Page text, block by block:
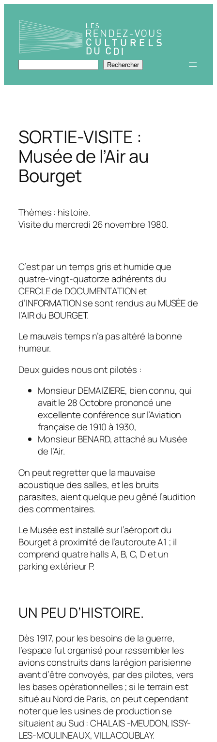
contenu
Rechercher Rechercher
SORTIE-VISITE :
Musée de l’Air au
Bourget
Thèmes : histoire.
Visite du mercredi 26 novembre 1980.
C’est par un temps gris et humide que
quatre-vingt-quatorze adhérents du
CERCLE de DOCUMENTATION et
d’INFORMATION se sont rendus au MUSÉE de
l’AIR du BOURGET.
Le mauvais temps n’a pas altéré la bonne
humeur.
Deux guides nous ont pilotés :
Monsieur DEMAIZIERE, bien connu, qui
avait le 28 Octobre prononcé une
excellente conférence sur l’Aviation
française de 1910 à 1930,
Monsieur BENARD, attaché au Musée
de l’Air.
On peut regretter que la mauvaise
acoustique des salles, et les bruits
parasites, aient quelque peu gêné l’audition
des commentaires.
Le Musée est installé sur l’aéroport du
Bourget à proximité de l’autoroute A1 ; il
comprend quatre halls A, B, C, D et un
parking extérieur P.
UN PEU D’HISTOIRE.
Dès 1917, pour les besoins de la guerre,
l’espace fut organisé pour rassembler les
avions construits dans la région parisienne
avant d’être convoyés, par des pilotes, vers
les bases opérationnelles ; si le terrain est
situé au Nord de Paris, on peut cependant
noter que les usines de production se
situaient au Sud : CHALAIS -MEUDON, ISSY-
LES-MOULINEAUX, VILLACOUBLAY.